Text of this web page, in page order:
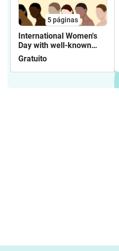
5páginas
International Women's
Day with well-known
feminists on 8th of
March
Gratuito